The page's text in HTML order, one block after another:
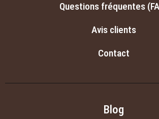
Questions fréquentes
Avis clients
Contact
Blog